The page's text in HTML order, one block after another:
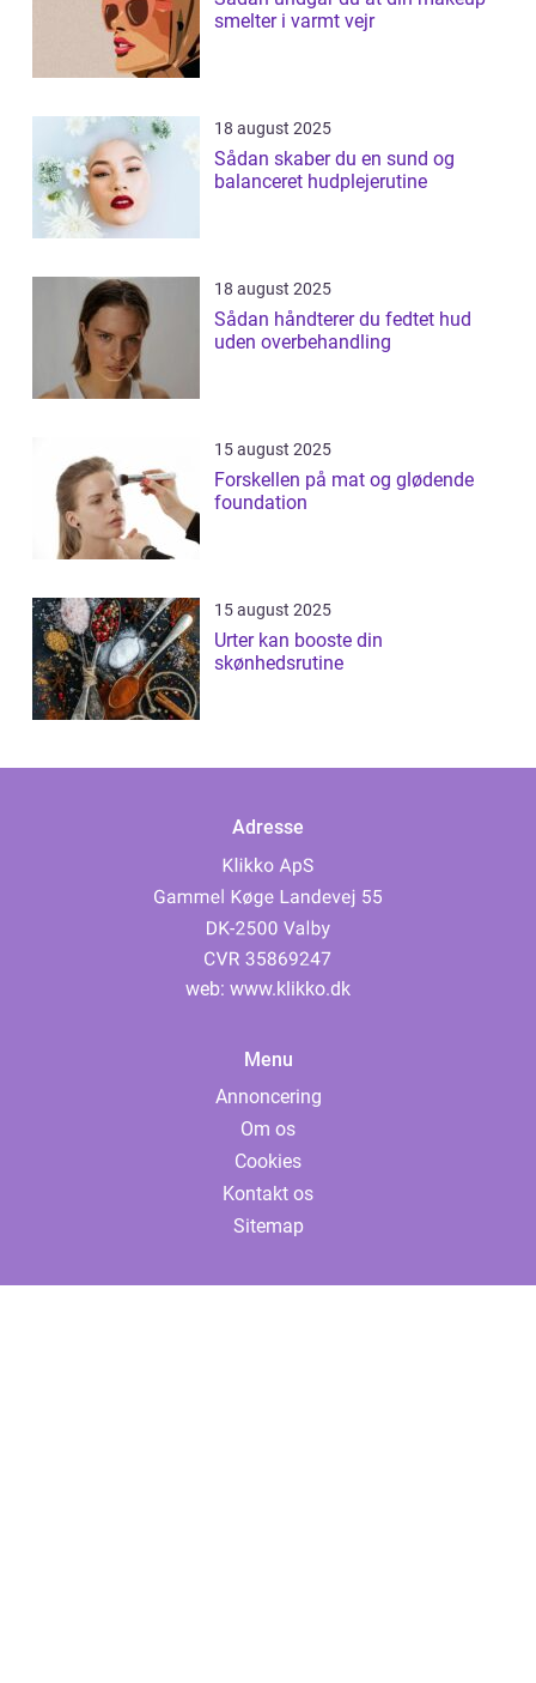
smelter i varmt vejr
18 august 2025
Sådan skaber du en sund og
balanceret hudplejerutine
18 august 2025
Sådan håndterer du fedtet hud
uden overbehandling
15 august 2025
Forskellen på mat og glødende
foundation
15 august 2025
Urter kan booste din
skønhedsrutine
Adresse
web: www.klikko.dk
Menu
Annoncering
Om os
Cookies
Kontakt os
Sitemap